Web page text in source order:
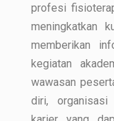
profesi
meningkatkan
memberikan
kegiatan
wawasan
diri, organisasi